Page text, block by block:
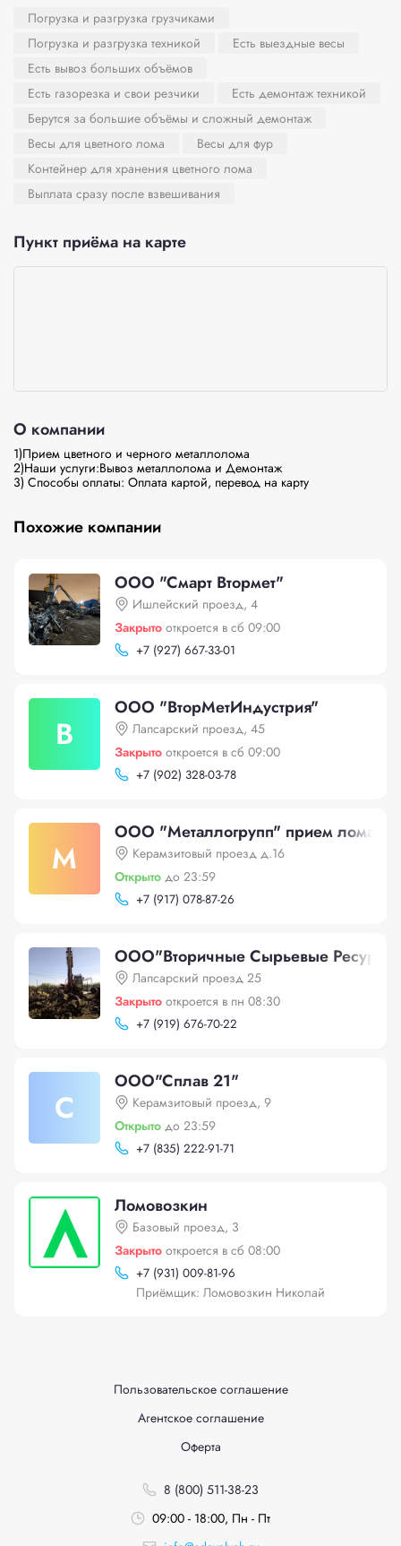
Погрузка и разгрузка грузчиками
Погрузка и разгрузка техникой
Есть выездные весы
Есть вывоз больших объёмов
Есть газорезка и свои резчики
Есть демонтаж техникой
Берутся за большие объёмы и сложный демонтаж
Весы для цветного лома
Весы для фур
Контейнер для хранения цветного лома
Выплата сразу после взвешивания
Пункт приёма на карте
О компании
1)Прием цветного и черного металлолома
2)Наши услуги:Вывоз металлолома и Демонтаж
Похожие компании
ООО "Смарт Втормет"
Ишлейский проезд, 4
Закрыто откроется в сб 09:00
+7 (927) 667-33-01
В
ООО "ВторМетИндустрия"
Лапсарский проезд, 45
Закрыто откроется в сб 09:00
+7 (902) 328-03-78
М
ООО "Металлогрупп" прием лома
Керамзитовый проезд д.16
Открыто до 23:59
+7 (917) 078-87-26
ООО"Вторичные Сырьевые
Лапсарский проезд 25
Закрыто откроется в пн 08:30
+7 (919) 676-70-22
С
ООО"Сплав 21"
Керамзитовый проезд, 9
Открыто до 23:59
+7 (835) 222-91-71
Ломовозкин
Базовый проезд, 3
Закрыто откроется в сб 08:00
+7 (931) 009-81-96
Приёмщик: Ломовозкин Николай
Пользовательское соглашение
Агентское соглашение
Оферта
8 (800) 511-38-23
09:00 - 18:00, Пн - Пт